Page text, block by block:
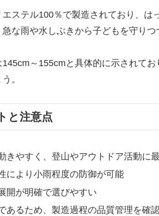
ステル100％で製造されており、は
急な雨や水しぶきから子どもを守り
～155cmと具体的に示されて
。
と注意点
きやすく、登山やアウトドア活動に
により小雨程度の防御が可能
開が明確で選びやすい
あるため、製造過程の品質管理を確